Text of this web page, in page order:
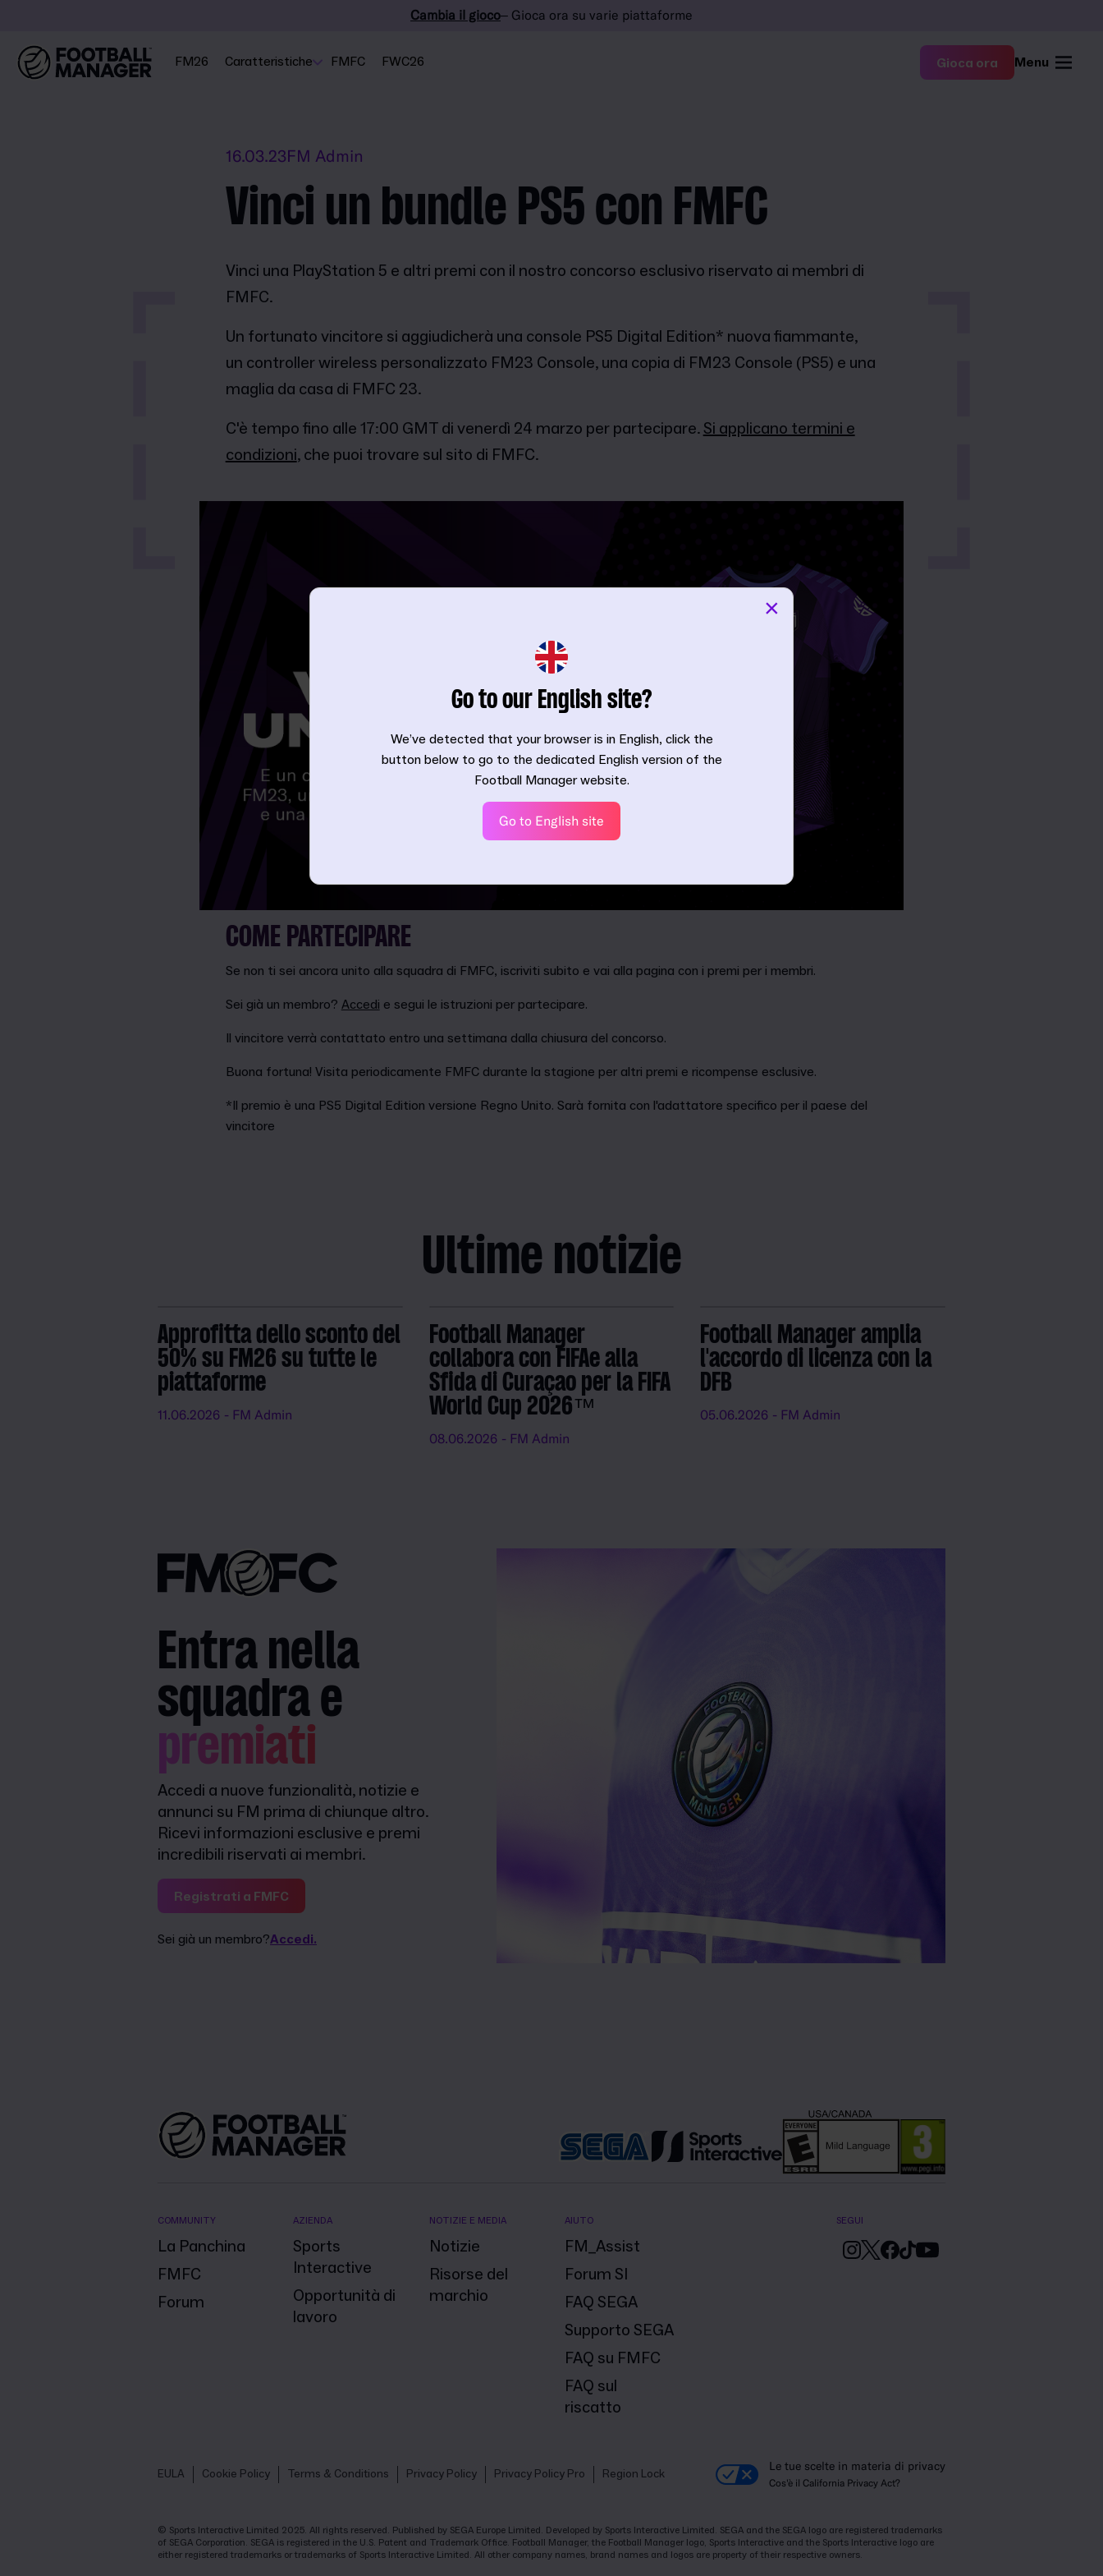
Cambia il gioco– Gioca ora su varie piattaforme
FM26 Caratteristiche FMFC FWC26 Gioca ora Menu
16.03.23FM Admin
Vinci un bundle PS5 con FMFC
Vinci una PlayStation 5 e altri premi con il nostro concorso esclusivo riservato ai membri di
FMFC.
Un fortunato vincitore si aggiudicherà una console PS5 Digital Edition* nuova fiammante,
un controller wireless personalizzato FM23 Console, una copia di FM23 Console (PS5) e una
maglia da casa di FMFC 23.
C'è tempo fino alle 17:00 GMT di venerdì 24 marzo per partecipare.Si applicano termini e
condizioni, che puoi trovare sul sito di FMFC.
COME PARTECIPARE
Se non ti sei ancora unito alla squadra di FMFC, iscriviti subito e vai alla pagina con i premi per i membri.
Sei già un membro? Accedi e segui le istruzioni per partecipare.
Il vincitore verrà contattato entro una settimana dalla chiusura del concorso.
Buona fortuna! Visita periodicamente FMFC durante la stagione per altri premi e ricompense esclusive.
*Il premio è una PS5 Digital Edition versione Regno Unito. Sarà fornita con l'adattatore specifico per il paese del
vincitore
Ultime notizie
Approfitta dello sconto del
50% su FM26 su tutte le
piattaforme
11.06.2026 - FM Admin
Football Manager
collabora con FIFAe alla
Sfida di Curaçao per la FIFA
World Cup 2026™
08.06.2026 - FM Admin
Football Manager amplia
l'accordo di licenza con la
DFB
05.06.2026 - FM Admin
Entra nella
squadra e
premiati
Accedi a nuove funzionalità, notizie e
annunci su FM prima di chiunque altro.
Ricevi informazioni esclusive e premi
incredibili riservati ai membri.
Registrati a FMFC
Sei già un membro?Accedi.
COMMUNITY
La Panchina
FMFC
Forum
AZIENDA
Sports
Interactive
Opportunità di
lavoro
NOTIZIE E MEDIA
Notizie
Risorse del
marchio
AIUTO
FM_Assist
Forum SI
FAQ SEGA
Supporto SEGA
FAQ su FMFC
FAQ sul
riscatto
SEGUI
EULA Cookie Policy Terms & Conditions Privacy Policy Privacy Policy Pro Region Lock
Le tue scelte in materia di privacy
Cos'è il California Privacy Act?
© Sports Interactive Limited 2025. All rights reserved. Published by SEGA Europe Limited. Developed by Sports Interactive Limited. SEGA and the SEGA logo are registered trademarks
of SEGA Corporation. SEGA is registered in the U.S. Patent and Trademark Office. Football Manager, the Football Manager logo, Sports Interactive and the Sports Interactive logo are
either registered trademarks or trademarks of Sports Interactive Limited. All other company names, brand names and logos are property of their respective owners.
Go to our English site?
We’ve detected that your browser is in English, click the
button below to go to the dedicated English version of the
Football Manager website.
Go to English site
×